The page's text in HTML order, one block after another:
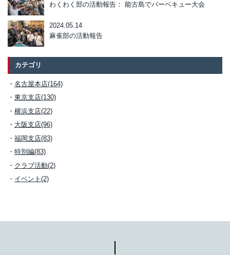
わくわく部の活動報告： 能古島でバーベキュー大会
2024.05.14
麻雀部の活動報告
カテゴリ
名古屋本店(164)
東京支店(130)
横浜支店(22)
大阪支店(96)
福岡支店(83)
特別編(83)
クラブ活動(2)
イベント(2)